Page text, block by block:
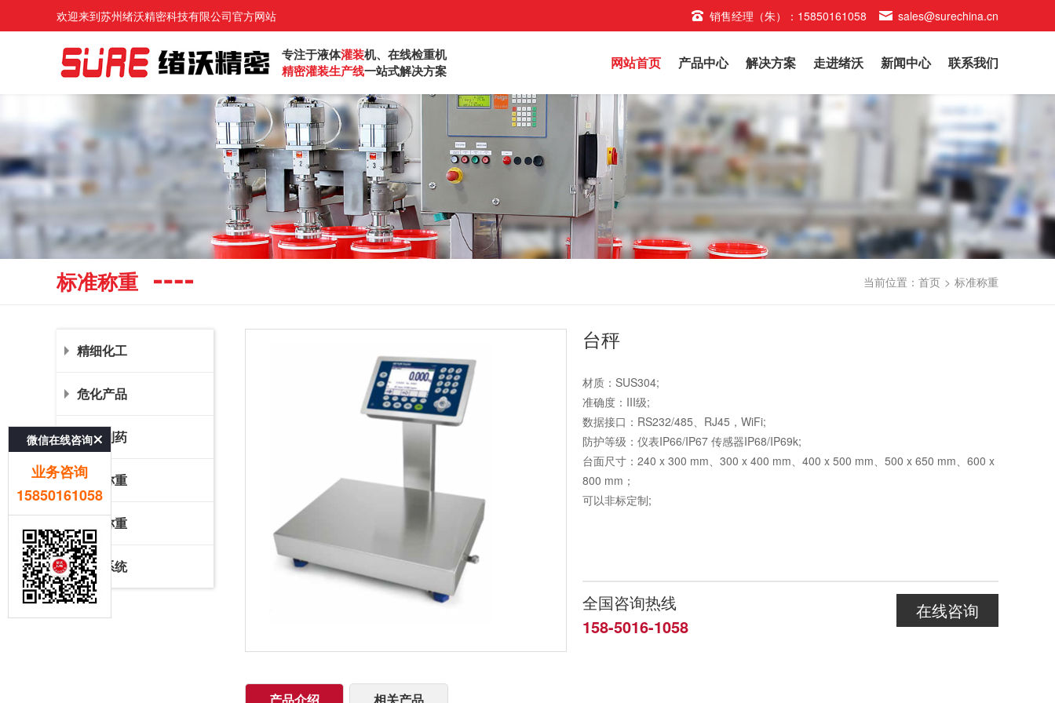
欢迎来到苏州绪沃精密科技有限公司官方网站 销售经理（朱）：15850161058 sales@surechina.cn
专注于液体灌装机、在线检重机
精密灌装生产线一站式解决方案 网站首页 产品中心 解决方案 走进绪沃 新闻中心 联系我们
标准称重 当前位置： 首页 > 标准称重
精细化工
危化产品
生物制药
物流称重
标准称重
配料系统
台秤
材质：SUS304;
准确度：III级;
数据接口：RS232/485、RJ45，WiFi;
防护等级：仪表IP66/IP67 传感器IP68/IP69k;
台面尺寸：240 x 300 mm、300 x 400 mm、400 x 500 mm、500 x 650 mm、600 x
800 mm；
可以非标定制;
在线咨询
全国咨询热线
158-5016-1058
微信在线咨询
业务咨询
15850161058